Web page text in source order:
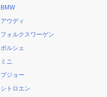
BMW
アウディ
フォルクスワーゲン
ポルシェ
ミニ
プジョー
シトロエン